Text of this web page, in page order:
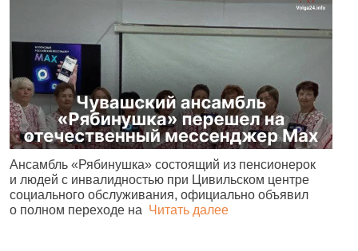
Ансамбль «Рябинушка» состоящий из пенсионерок
и людей с инвалидностью при Цивильском центре
социального обслуживания, официально объявил
о полном переходе на Читать далее